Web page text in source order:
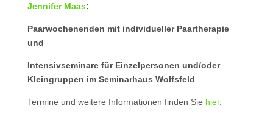
Jennifer Maas:
Paarwochenenden mit individueller Paartherapie
und
Intensivseminare für Einzelpersonen und/oder
Kleingruppen im Seminarhaus Wolfsfeld
Termine und weitere Informationen finden Sie hier.